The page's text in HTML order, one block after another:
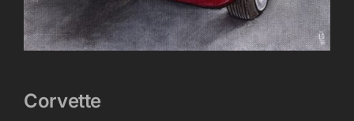
Corvette